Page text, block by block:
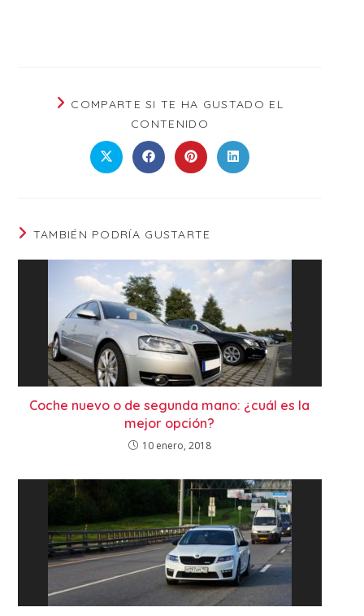
COMPARTE SI TE HA GUSTADO EL
CONTENIDO
TAMBIÉN PODRÍA GUSTARTE
Coche nuevo o de segunda mano: ¿cuál es la
mejor opción?
10 enero, 2018